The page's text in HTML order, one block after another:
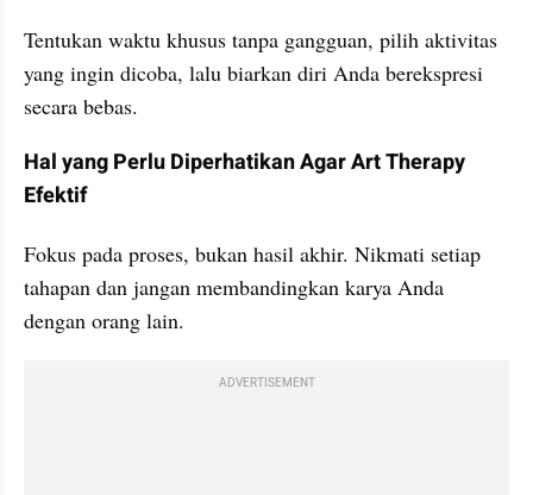
Tentukan waktu khusus tanpa gangguan, pilih aktivitas
yang ingin dicoba, lalu biarkan diri Anda berekspresi
secara bebas.
Hal yang Perlu Diperhatikan Agar Art Therapy
Efektif
Fokus pada proses, bukan hasil akhir. Nikmati setiap
tahapan dan jangan membandingkan karya Anda
dengan orang lain.
ADVERTISEMENT